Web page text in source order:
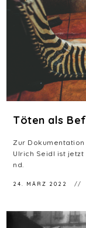
Töten als
Zur
Ulrich Seidl ist jetzt
nd.
24. MÄRZ 2022